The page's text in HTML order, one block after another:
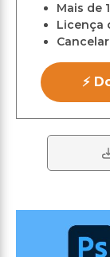
Mais de
Licença
⚡